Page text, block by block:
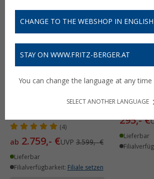
%
Wigo Best Deal 2026 Rolli
Sunroof und Rock N Rolli
(4)
ab 2.759,- €UVP 3.599,- €
Lieferbar
Filialverfügbarkeit: Filiale setzen
%
Wigo
295,- €
Lieferbar
CHANGE TO THE WEBSHOP IN ENGLISH
STAY ON WWW.FRITZ-BERGER.AT
You can change the language at any
SELECT ANOTHER LANGUAGE